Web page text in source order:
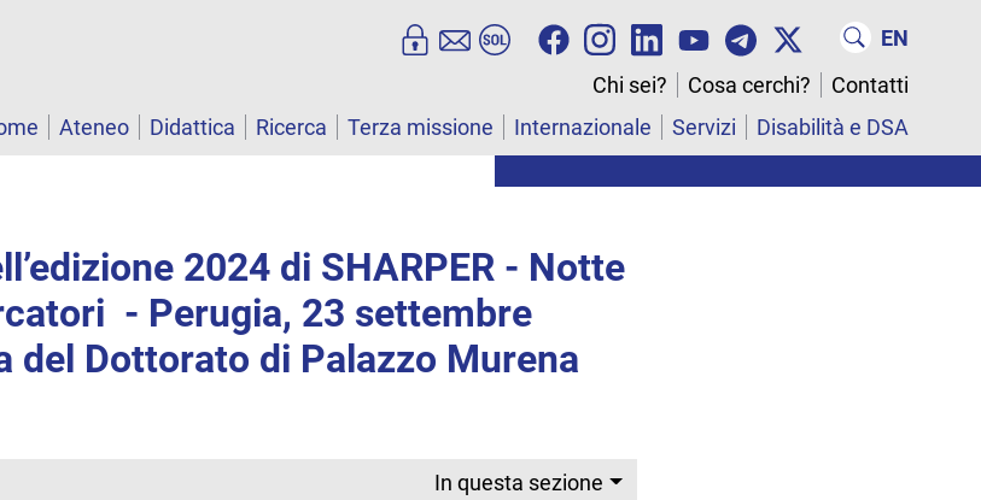
EN
Chi sei?
Cosa cerchi?
Contatti
Ateneo Didattica Ricerca Terza missione Internazionale Servizi Disabilità e DSA
2024 di SHARPER - Notte
- Perugia, 23 settembre
del Dottorato di Palazzo Murena
In questa sezione